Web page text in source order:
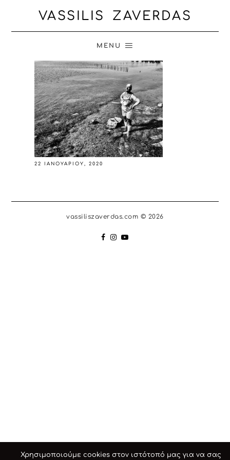
VASSILIS ZAVERDAS
MENU
22 ΙΑΝΟΥΑΡΊΟΥ, 2020
vassiliszaverdas.com © 2026
Χρησιμοποιούμε cookies στον ιστότοπό μας για να σας